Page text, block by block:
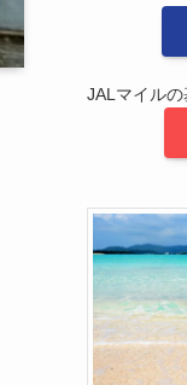
JALマイルの